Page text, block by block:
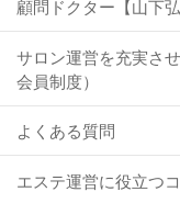
顧問ドクター【山下
サロン運営を充実さ
会員制度）
よくある質問
エステ運営に役立つ